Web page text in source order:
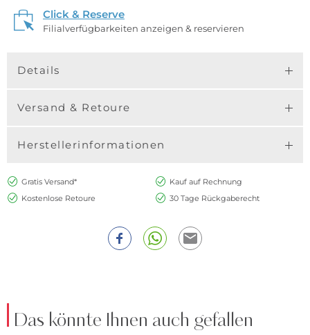
Click & Reserve
Filialverfügbarkeiten anzeigen & reservieren
Details
Versand & Retoure
Herstellerinformationen
Gratis Versand*
Kauf auf Rechnung
Kostenlose Retoure
30 Tage Rückgaberecht
Das könnte Ihnen auch gefallen